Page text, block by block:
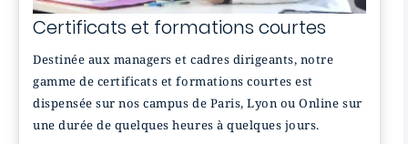
Certificats et formations courtes
Destinée aux managers et cadres dirigeants, notre
gamme de certificats et formations courtes est
dispensée sur nos campus de Paris, Lyon ou Online sur
une durée de quelques heures à quelques jours.